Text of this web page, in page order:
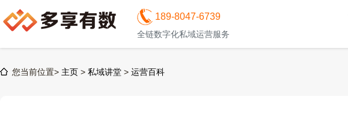
189-8047-6739
全链数字化私域运营服务
您当前位置> 主页 > 私域讲堂 > 运营百科